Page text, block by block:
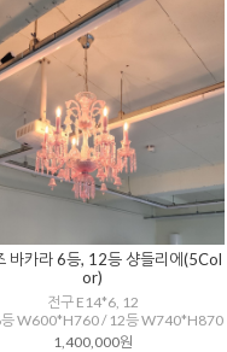
바카라 6등, 12등 샹들리에(5Col
or)
전구 E14*6, 12
등 W600*H760 / 12등 W740*H870
1,400,000원